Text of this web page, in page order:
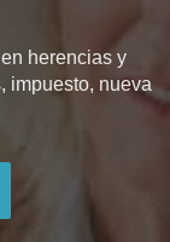
herencias y
impuesto, nueva